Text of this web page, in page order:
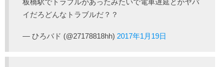
板橋駅でトラブルがあったみたいで電車遅延とかヤバ
イだろどんなトラブルだ？？
— ひろバド (@27178818hh) 2017年1月19日